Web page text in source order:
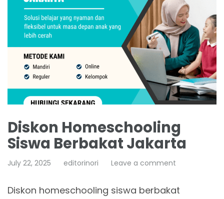
Diskon Homeschooling
Siswa Berbakat Jakarta
July 22, 2025 editorinori Leave a comment
Diskon homeschooling siswa berbakat